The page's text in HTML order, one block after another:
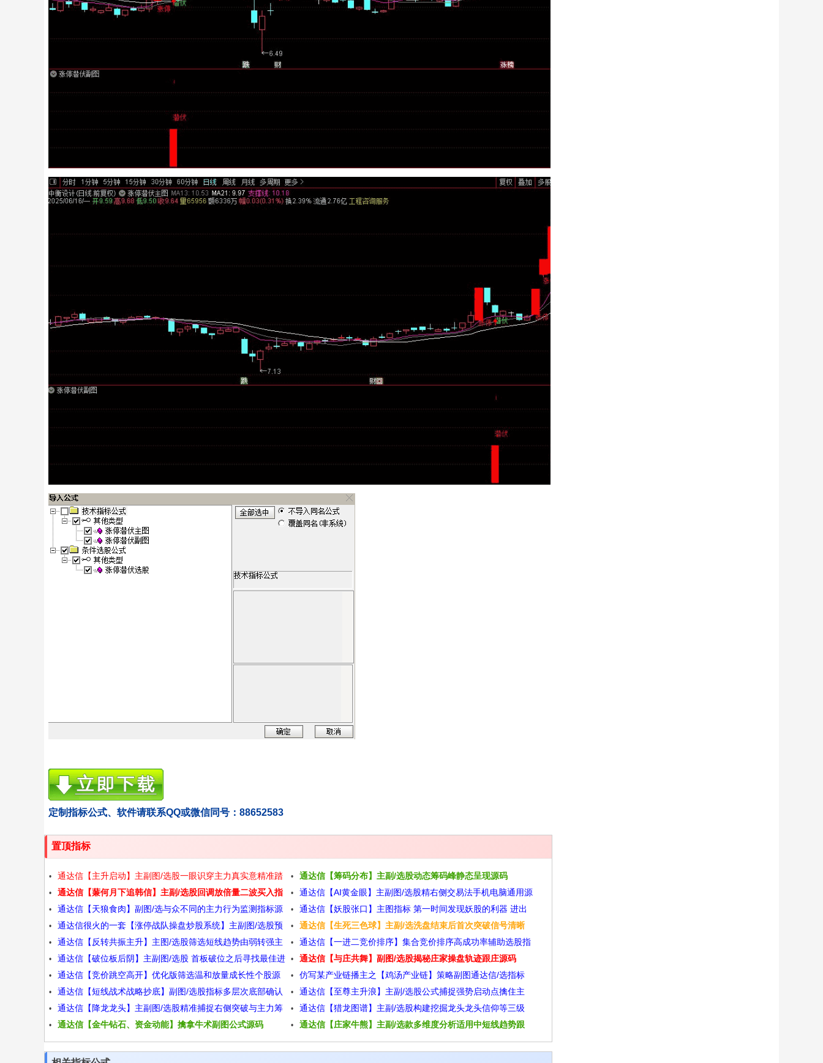
定制指标公式、软件请联系QQ或微信同号：88652583
置顶指标
通达信【主升启动】主副图/选股一眼识穿主力真实意精准踏
入爆发点源码
通达信【筹码分布】主副/选股动态筹码峰静态呈现源码
通达信【蒹何月下追韩信】主副/选股回调放倍量二波买入指
标源码分享
通达信【AI黄金眼】主副图/选股精右侧交易法手机电脑通用源
码
通达信【天狼食肉】副图/选与众不同的主力行为监测指标源
码
通达信【妖股张口】主图指标 第一时间发现妖股的利器 进出
点位明确清晰源码
通达信很火的一套【涨停战队操盘炒股系统】主副图/选股预
警无加密版本源码
通达信【生死三色球】主副/选洗盘结束后首次突破信号清晰
简单源码
通达信【反转共振主升】主图/选股筛选短线趋势由弱转强主
升浪启动的个股源码
通达信【一进二竞价排序】集合竞价排序高成功率辅助选股指
标源码
通达信【破位板后阴】主副图/选股 首板破位之后寻找最佳进
场点 针对当下行情
通达信【与庄共舞】副图/选股揭秘庄家操盘轨迹跟庄源码
通达信【竞价跳空高开】优化版筛选温和放量成长性个股源
码
仿写某产业链播主之【鸡汤产业链】策略副图通达信/选指标
源码
通达信【短线战术战略抄底】副图/选股指标多层次底部确认
紫色信号是潜在资金准备时机源码
通达信【至尊主升浪】主副/选股公式捕捉强势启动点擒住主
升浪源码
通达信【降龙龙头】主副图/选股精准捕捉右侧突破与主力筹
码共振拒绝马后炮源码
通达信【猎龙图谱】主副/选股构建挖掘龙头龙头信仰等三级
分层买入源码
通达信【金牛钻石、资金动能】擒拿牛术副图公式源码 通达信【庄家牛熊】主副/选款多维度分析适用中短线趋势跟
踪与波段源码